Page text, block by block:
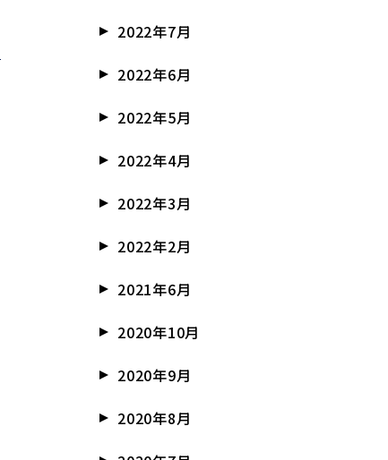
2022年7月
2022年6月
2022年5月
2022年4月
2022年3月
2022年2月
2021年6月
2020年10月
2020年9月
2020年8月